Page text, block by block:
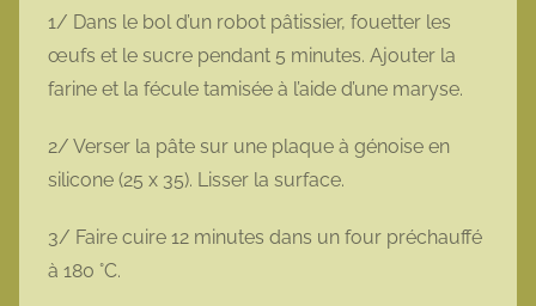
1/ Dans le bol d’un robot pâtissier, fouetter les
œufs et le sucre pendant 5 minutes. Ajouter la
farine et la fécule tamisée à l’aide d’une maryse.
2/ Verser la pâte sur une plaque à génoise en
silicone (25 x 35). Lisser la surface.
3/ Faire cuire 12 minutes dans un four préchauffé
à 180 °C.